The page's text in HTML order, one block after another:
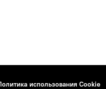
использования Cookie